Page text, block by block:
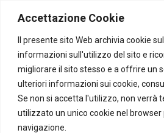
Accettazione Cookie
Il presente sito Web archivia cookie
informazioni sull'utilizzo del sito e
migliorare il sito stesso e a offrire un
ulteriori informazioni sui cookie,
Se non si accetta l'utilizzo, non verrà
utilizzato un unico cookie nel
navigazione.
Trova il